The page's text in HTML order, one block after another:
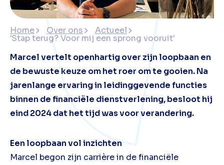
Home Over ons Actueel
'Stap terug? Voor mij een sprong vooruit'
Marcel vertelt openhartig over zijn loopbaan en
de bewuste keuze om het roer om te gooien. Na
jarenlange ervaring in leidinggevende functies
binnen de financiële dienstverlening, besloot hij
eind 2024 dat het tijd was voor verandering.
Een loopbaan vol inzichten
Marcel begon zijn carrière in de financiële